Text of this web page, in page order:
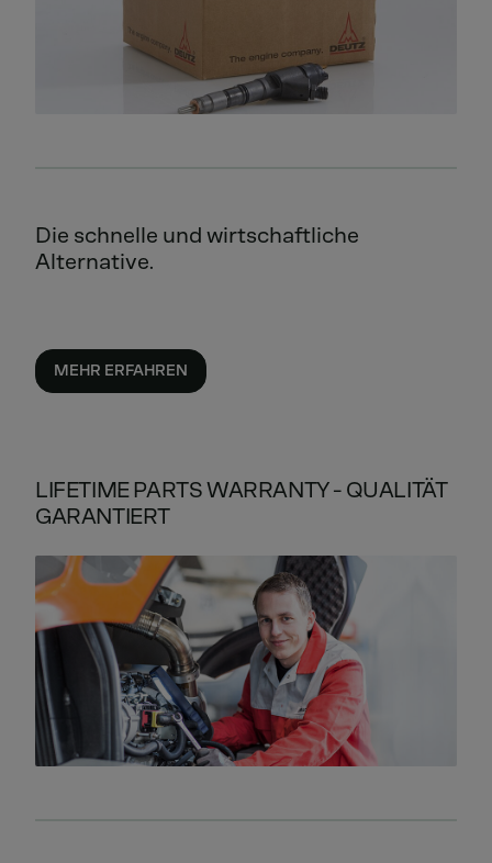
Die schnelle und wirtschaftliche
Alternative.
MEHR ERFAHREN
LIFETIME PARTS WARRANTY - QUALITÄT
GARANTIERT